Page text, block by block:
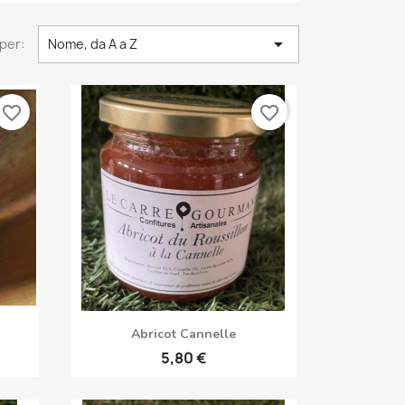
Nome, da A a Z 
favorite_border
Anteprima
Abricot Cannelle
5,80 €
favorite_border